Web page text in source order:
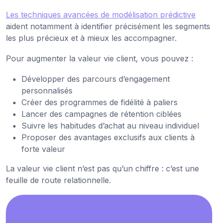
Les techniques avancées de modélisation prédictive
aident notamment à identifier précisément les segments
les plus précieux et à mieux les accompagner.
Pour augmenter la valeur vie client, vous pouvez :
Développer des parcours d’engagement
personnalisés
Créer des programmes de fidélité à paliers
Lancer des campagnes de rétention ciblées
Suivre les habitudes d’achat au niveau individuel
Proposer des avantages exclusifs aux clients à
forte valeur
La valeur vie client n’est pas qu’un chiffre : c’est une
feuille de route relationnelle.